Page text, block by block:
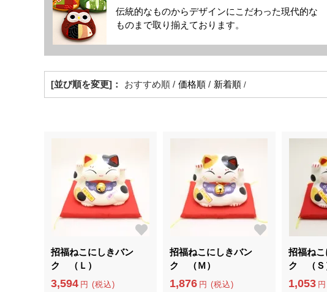
伝統的なものからデザインにこだわった現代的な
ものまで取り揃えております。
[並び順を変更]： おすすめ順 / 価格順 / 新着順 /
招福ねこにしきバン
ク （Ｌ）
3,594 円 (税込)
招福ねこにしきバン
ク （Ｍ）
1,876 円 (税込)
招福ね
ク （Ｓ
1,053